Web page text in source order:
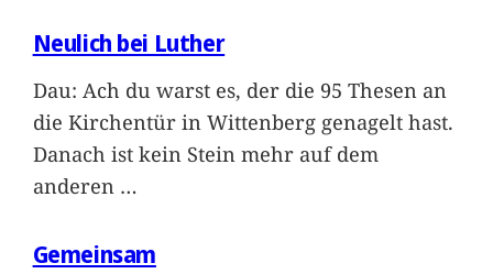
Neulich bei Luther
Dau: Ach du warst es, der die 95 Thesen an
die Kirchentür in Wittenberg genagelt hast.
Danach ist kein Stein mehr auf dem
anderen …
Gemeinsam